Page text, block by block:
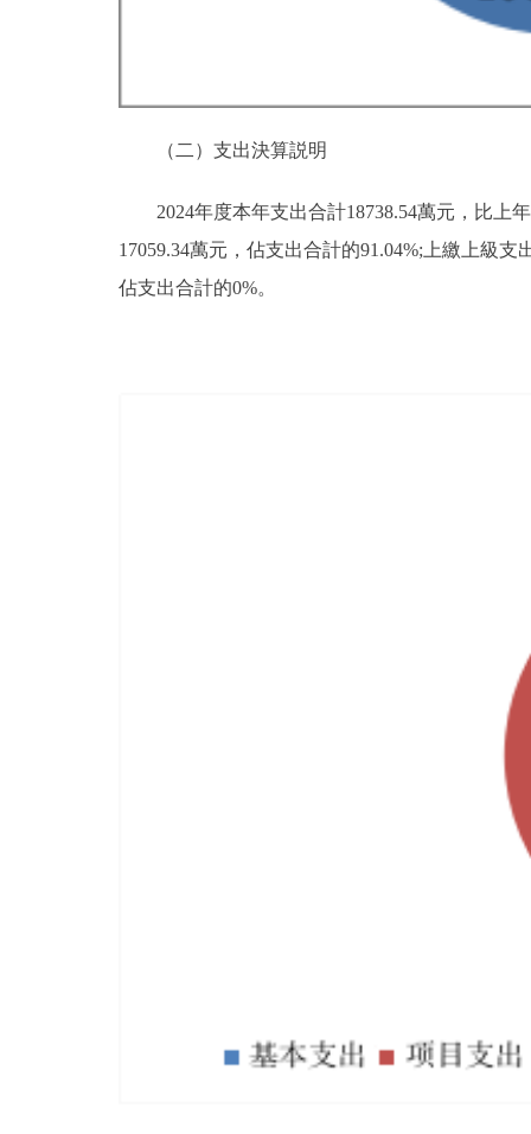
（二）支出決算説明
2024年度本年支出合計18738.54萬元，比上
17059.34萬元，佔支出合計的91.04%;上繳上級
佔支出合計的0%。